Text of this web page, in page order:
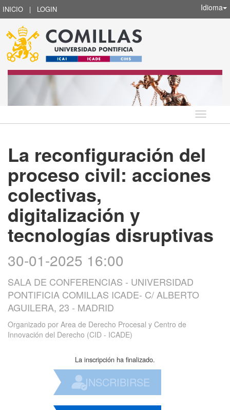
INICIO | LOGIN Idioma
Idioma
La reconfiguración del
proceso civil: acciones
colectivas,
digitalización y
tecnologías disruptivas
30-01-2025 16:00
SALA DE CONFERENCIAS - UNIVERSIDAD
PONTIFICIA COMILLAS ICADE- C/ ALBERTO
AGUILERA, 23 - MADRID
Organizado por Area de Derecho Procesal y Centro de
Innovación del Derecho (CID - ICADE)
La inscripción ha finalizado.
INSCRIBIRSE